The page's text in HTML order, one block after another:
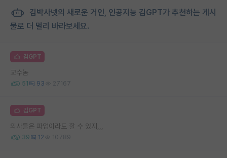
김박사넷의 새로운 거인, 인공지능 김GPT가 추천하는 게시
물로 더 멀리 바라보세요.
김GPT
교수놈
51 93 27167
김GPT
의사들은 파업이라도 할 수 있지,,,
39 12 10789